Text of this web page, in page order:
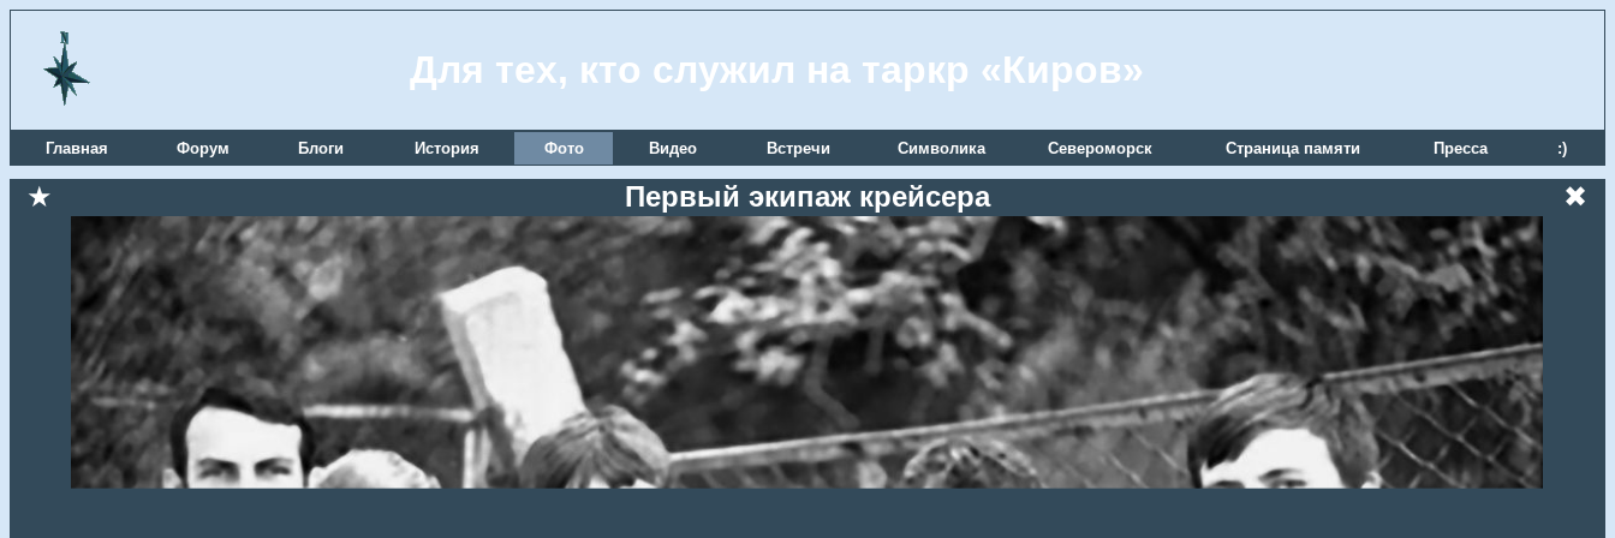
Для тех, кто служил на таркр «Киров»
Главная Форум Блоги История Фото Видео Встречи Символика Североморск Страница памяти Пресса :)
★ Первый экипаж крейсера ✖